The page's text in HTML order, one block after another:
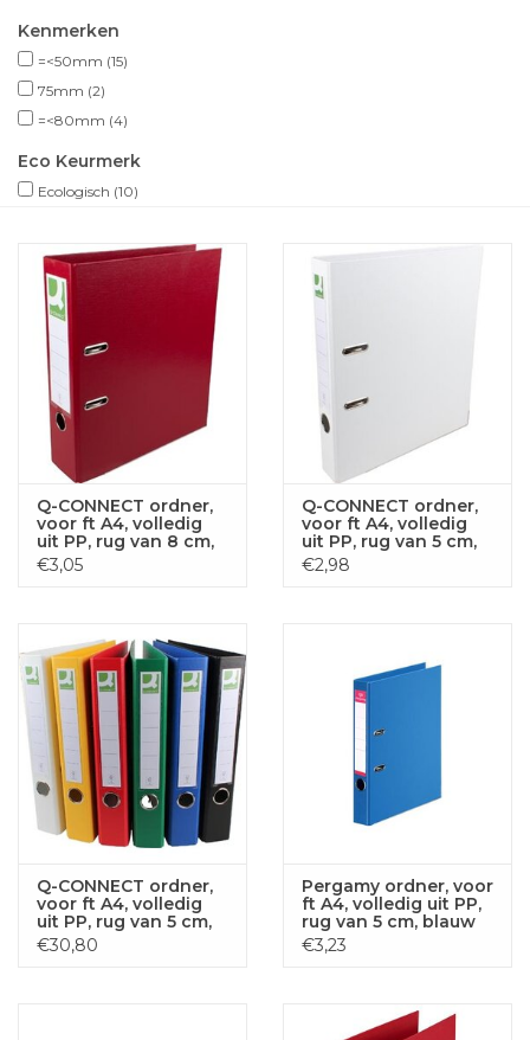
Kenmerken
=<50mm (15)
75mm (2)
=<80mm (4)
Eco Keurmerk
Ecologisch (10)
Q-CONNECT ordner,
voor ft A4, volledig
uit PP, rug van 8 cm,
bordeaux
€3,05
Q-CONNECT ordner,
voor ft A4, volledig
uit PP, rug van 5 cm,
wit
€2,98
Q-CONNECT ordner,
voor ft A4, volledig
uit PP, rug van 5 cm,
geassorteerde
kleuren
€30,80
Pergamy ordner, voor
ft A4, volledig uit PP,
rug van 5 cm, blauw
€3,23